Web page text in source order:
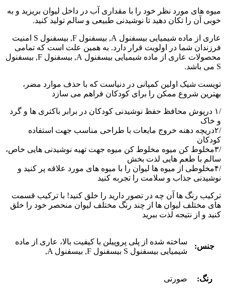
میوه های مورد نظر خود را با مقداری آب در داخل لیوان بریزید و به
خوبی آن را تکان دهید تا نوشیدنی طبیعی و سالم تولید کنید.
عاری از ماده شیمیایی بیسفنول ‪,A‬ بیسفنول ‪,‬F بیسفنول S امنیت
فرزندان شما در اولویت قرار دارد. به همین علت است که تمامی
محصولات عاری از ماده شیمیایی بیسفنول ‪,A‬ بیسفنول ‪,‬F بیسفنول
S می باشد.
تویست شیک اولین کمپانی در دنیاست که با حذف موارد مضر،
بهترین شروع ممکن را برای کودکان فراهم می سازد
۱‫/‬ درپوش محافظ حفظ نوشیدنی کودکان در برابر باکتری ها و گرد
و خاک
۲‫/‬دریچه دهنه خروج مایعات با طراحی مناسب جهت استفاده
کودکان
۳‫/‬مخلوط کن میوه مخلوط کن میوه جهت تهیه نوشیدنی هایی خاص،
سالم با طعم هایی لذت بخش
۴‫/‬مخلوطی از میوه ها لیوان را با میوه های مورد علاقه پر کنید و
نوشیدنی جذاب و سلامت را تجربه کنید
ترکیب رنگ ها آن چه در تصور دارید را خلق کنید! با ترکیب قسمت
های مختلف لیوان ها از چند رنگ مختلف لیوان منحصر خود را خلق
کنید و از نتیجه لذت ببرید
جنس:
ساخته شده از پلی پروپیلن با کیفیت بالا، عاری از ماده
شیمیایی بیسفنول ‪,A بیسفنول ‪,F بیسفنول S
رنگ: صورتی